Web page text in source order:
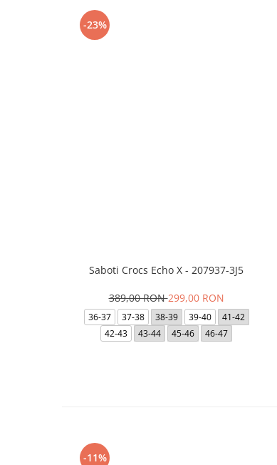
-23%
Saboti Crocs Echo X - 207937-3J5
389,00 RON299,00 RON
36-37 37-38 38-39 39-40
41-42
42-43
43-44 45-46 46-47
-11%